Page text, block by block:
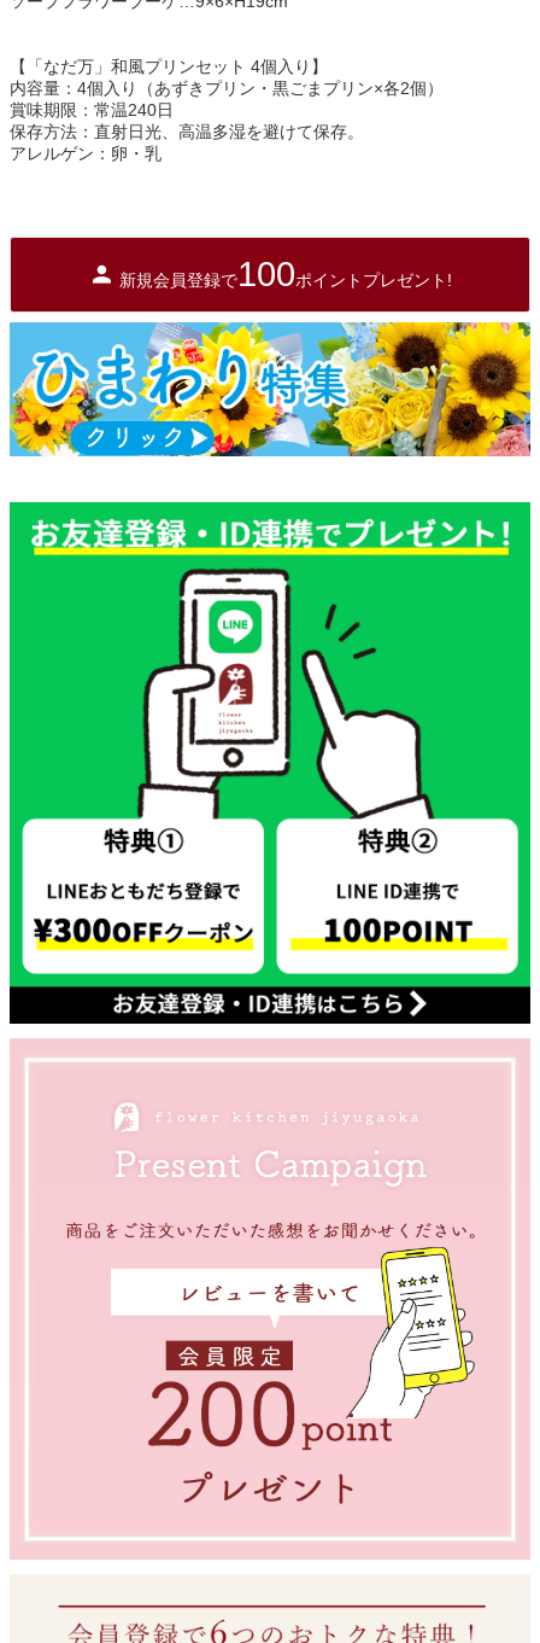
【「なだ万」和風プリンセット 4個入り】
内容量：4個入り（あずきプリン・黒ごまプリン×各2個）
賞味期限：常温240日
保存方法：直射日光、高温多湿を避けて保存。
アレルゲン：卵・乳
新規会員登録で100ポイントプレゼント!